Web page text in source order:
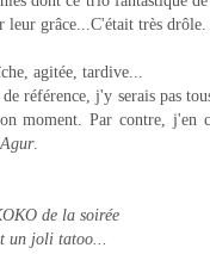
leur grâce...C'était très drôle.
agitée, tardive...
référence, j'y serais pas
moment. Par contre, j'en
Agur.
de la soirée
un joli tatoo...